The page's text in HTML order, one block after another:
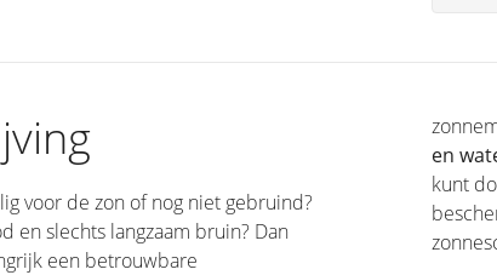
voor de zon of nog niet gebruind?
en slechts langzaam bruin? Dan
een betrouwbare
en
kunt